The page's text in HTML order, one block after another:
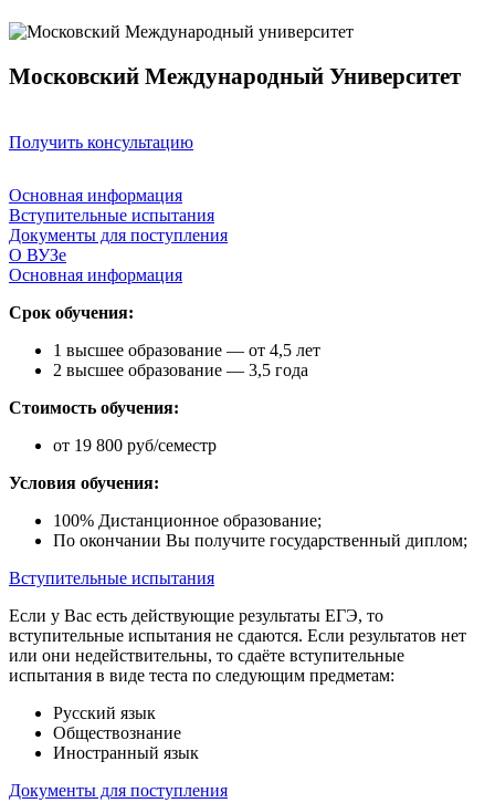
Московский Международный Университет
Получить консультацию
Основная информация
Вступительные испытания
Документы для поступления
О ВУЗе
Основная информация
Срок обучения:
1 высшее образование — от 4,5 лет
2 высшее образование — 3,5 года
Стоимость обучения:
от 19 800 руб/семестр
Условия обучения:
100% Дистанционное образование;
По окончании Вы получите государственный диплом;
Вступительные испытания
Если у Вас есть действующие результаты ЕГЭ, то
вступительные испытания не сдаются. Если результатов нет
или они недействительны, то сдаёте вступительные
испытания в виде теста по следующим предметам:
Русский язык
Обществознание
Иностранный язык
Документы для поступления